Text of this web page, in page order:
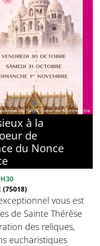
du Sacré-Coeur de Montmartre
à la
de
du Nonce
(75018)
vous est
de Sainte Thérèse
des reliques,
eucharistiques